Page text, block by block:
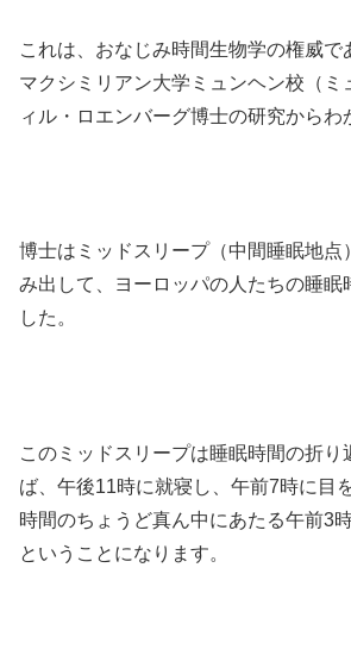
これは、おなじみ時間生物学の権威で
マクシミリアン大学ミュンヘン校（ミ
ィル・ロエンバーグ博士の研究からわ
博士はミッドスリープ（中間睡眠地点
み出して、ヨーロッパの人たちの睡眠
した。
このミッドスリープは睡眠時間の折り
ば、午後11時に就寝し、午前7時に目
時間のちょうど真ん中にあたる午前3
ということになります。